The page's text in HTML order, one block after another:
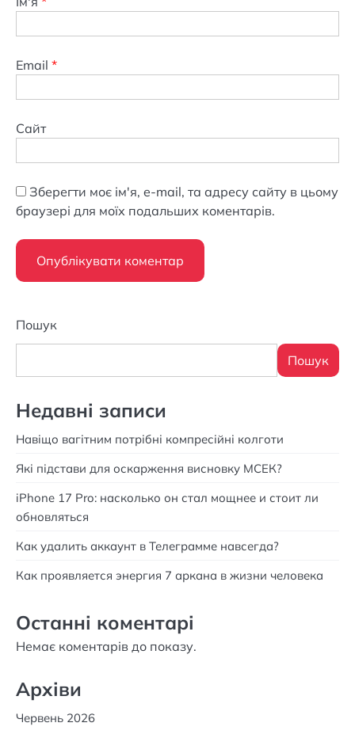
Email *
Сайт
Зберегти моє ім'я, e-mail, та адресу сайту в цьому
браузері для моїх подальших коментарів.
Пошук
Пошук
Недавні записи
Навіщо вагітним потрібні компресійні колготи
Які підстави для оскарження висновку МСЕК?
iPhone 17 Pro: насколько он стал мощнее и стоит ли
обновляться
Как удалить аккаунт в Телеграмме навсегда?
Как проявляется энергия 7 аркана в жизни человека
Останні коментарі
Немає коментарів до показу.
Архіви
Червень 2026